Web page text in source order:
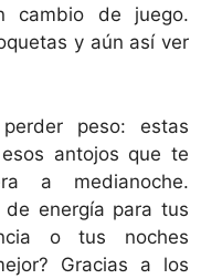
cambio de juego.
y aún así ver
peso: estas
antojos que te
a medianoche.
energía para tus
o tus noches
Gracias a los